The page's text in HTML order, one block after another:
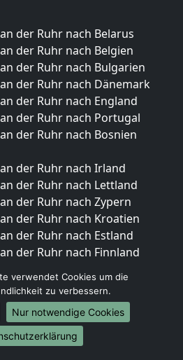
der Ruhr nach Belarus
der Ruhr nach Belgien
der Ruhr nach Bulgarien
der Ruhr nach Dänemark
der Ruhr nach England
der Ruhr nach Portugal
der Ruhr nach Bosnien
der Ruhr nach Irland
der Ruhr nach Lettland
der Ruhr nach Zypern
der Ruhr nach Kroatien
der Ruhr nach Estland
der Ruhr nach Finnland
der Ruhr nach Griechenland
der Ruhr nach Italien
der Ruhr nach Liechtenstein
der Ruhr nach Luxemburg
verwendet Cookies um die
zu verbessern.
Nur notwendige Cookies